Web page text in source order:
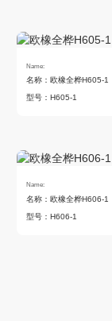
Name:
名称：欧橡全桦H605-1
型号：H605-1
Name:
名称：欧橡全桦H606-1
型号：H606-1